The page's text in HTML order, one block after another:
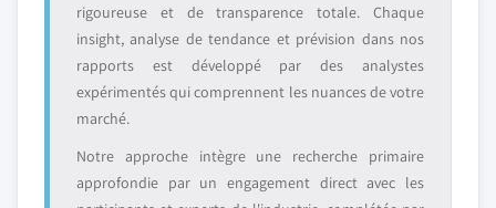
rigoureuse et de transparence totale. Chaque
insight, analyse de tendance et prévision dans nos
rapports est développé par des analystes
expérimentés qui comprennent les nuances de votre
marché.
Notre approche intègre une recherche primaire
approfondie par un engagement direct avec les